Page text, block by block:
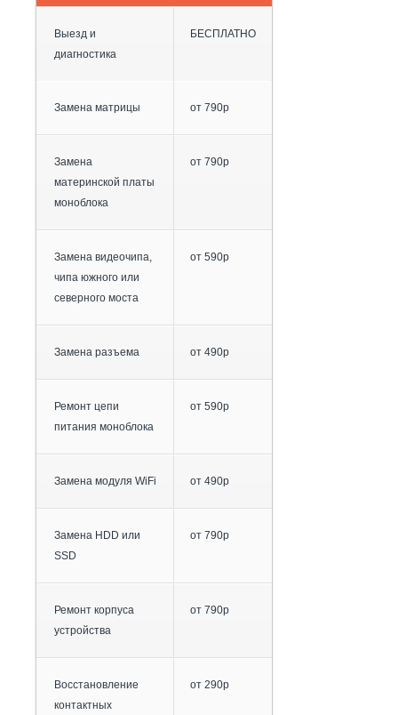
Выезд и
диагностика
БЕСПЛАТНО
Замена матрицы от 790р
Замена
материнской платы
моноблока
от 790р
Замена видеочипа,
чипа южного или
северного моста
от 590р
Замена разъема от 490р
Ремонт цепи
питания моноблока
от 590р
Замена модуля WiFi от 490р
Замена HDD или
SSD
от 790р
Ремонт корпуса
устройства
от 790р
Восстановление
контактных
от 290р